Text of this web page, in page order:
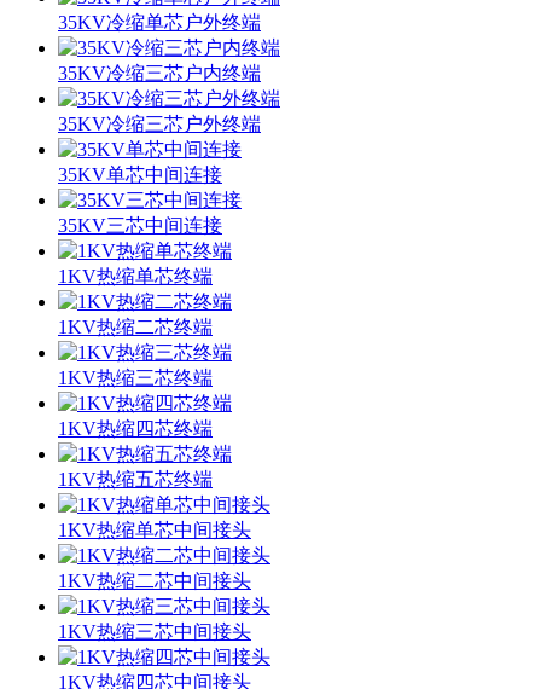
35KV冷缩单芯户外终端
35KV冷缩三芯户内终端
35KV冷缩三芯户外终端
35KV单芯中间连接
35KV三芯中间连接
1KV热缩单芯终端
1KV热缩二芯终端
1KV热缩三芯终端
1KV热缩四芯终端
1KV热缩五芯终端
1KV热缩单芯中间接头
1KV热缩二芯中间接头
1KV热缩三芯中间接头
1KV热缩四芯中间接头